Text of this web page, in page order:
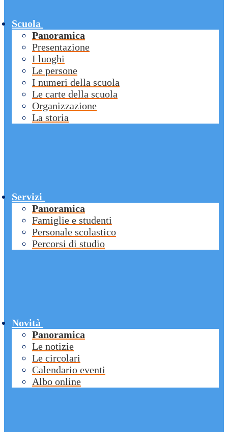
Scuola
Panoramica
Presentazione
I luoghi
Le persone
I numeri della scuola
Le carte della scuola
Organizzazione
La storia
Servizi
Panoramica
Famiglie e studenti
Personale scolastico
Percorsi di studio
Novità
Panoramica
Le notizie
Le circolari
Calendario eventi
Albo online